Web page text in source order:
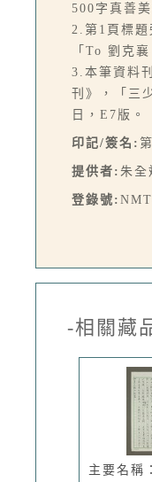
500字真善美
2.第1頁標題
「To 劉克
3.本筆資料
刊》，「三
日，E7版。
印記/簽名:
提供者: 朱全
登錄號:
-相關藏
主要名稱